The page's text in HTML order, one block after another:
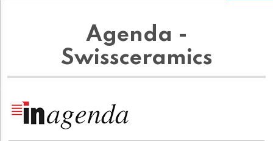
Agenda -
Swissceramics